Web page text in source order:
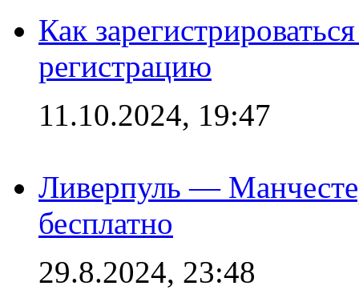
Как
регистрацию
11.10.2024, 19:47
Ливерпуль —
бесплатно
29.8.2024, 23:48